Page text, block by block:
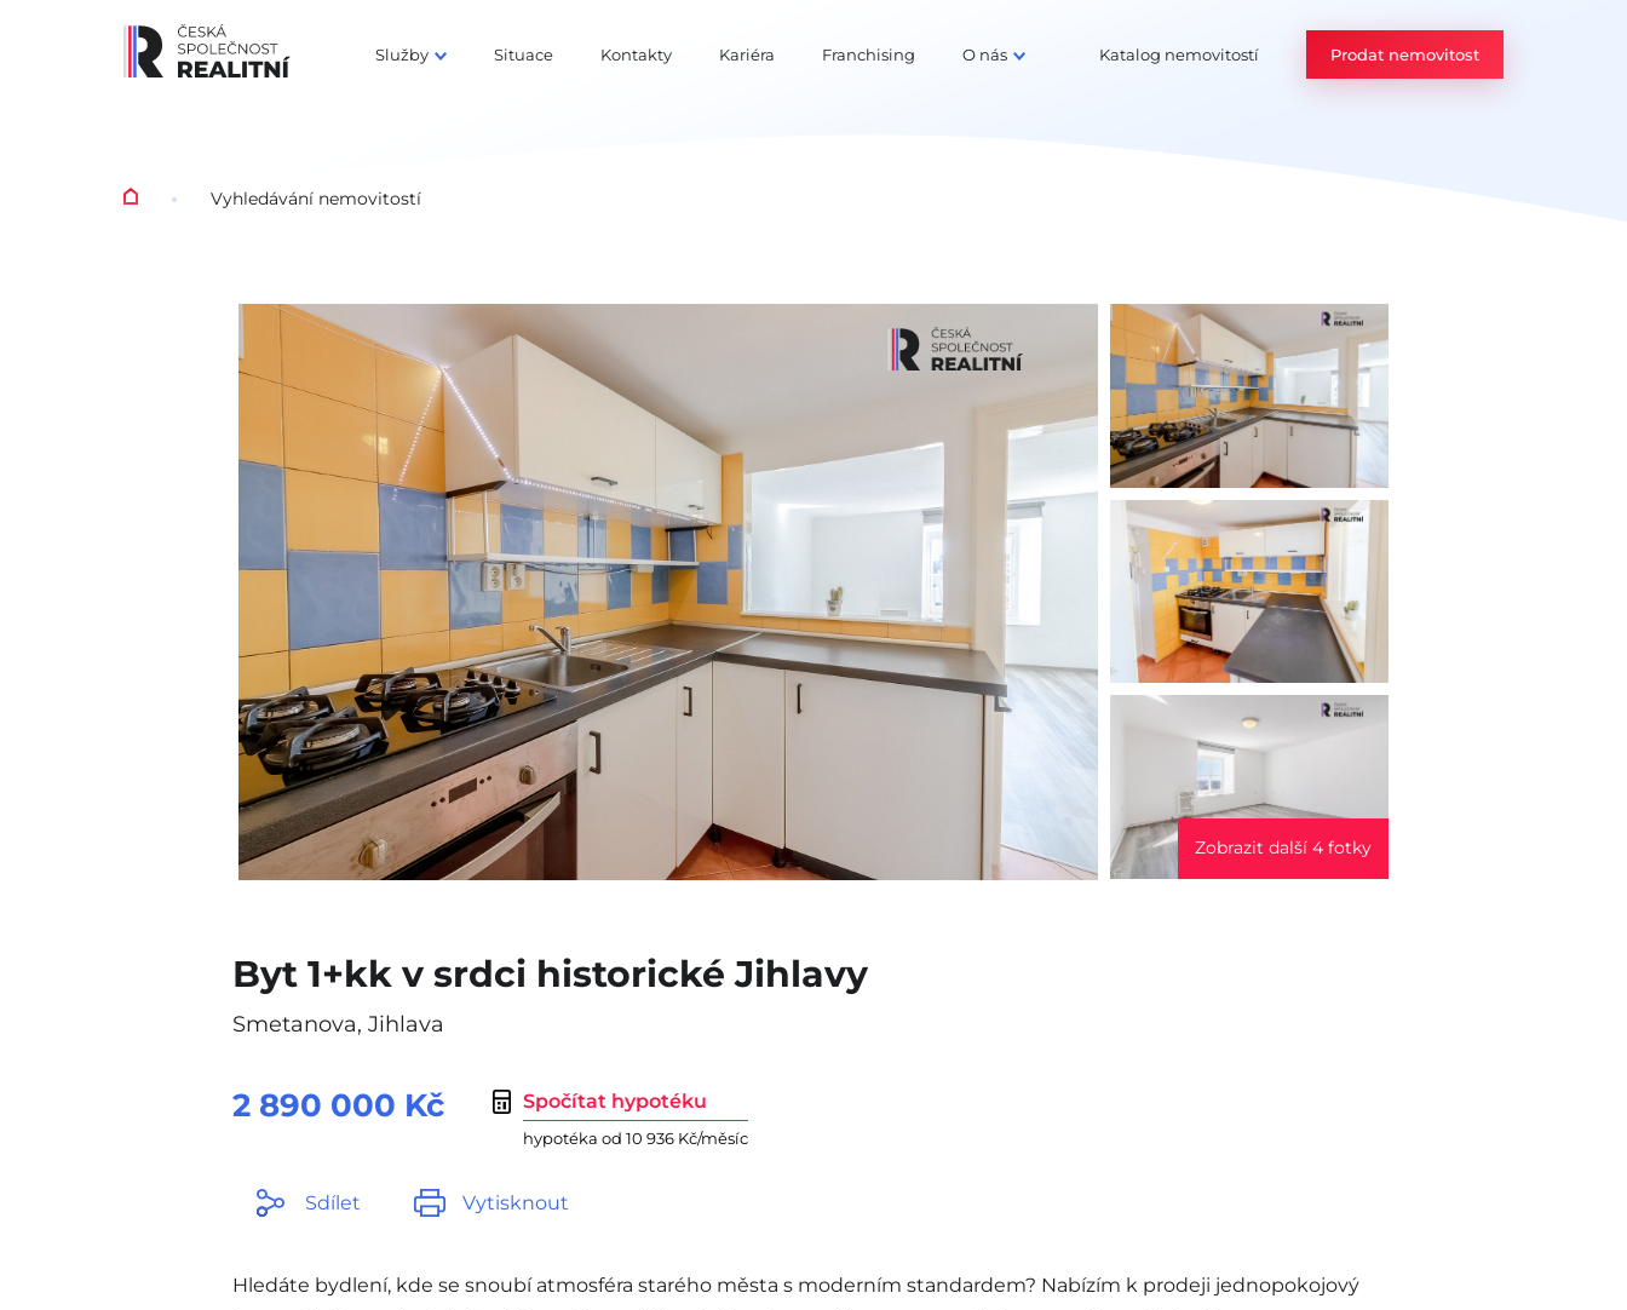
Služby Situace Kontakty Kariéra Franchising O nás Katalog nemovitostí Prodat nemovitost
Vyhledávání nemovitostí
Zobrazit další 4 fotky
Byt 1+kk v srdci historické Jihlavy
Smetanova, Jihlava
2 890 000 Kč Spočítat hypotéku
hypotéka od 10 936 Kč/měsíc
Sdílet Vytisknout
Hledáte bydlení, kde se snoubí atmosféra starého města s moderním standardem? Nabízím k prodeji jednopokojový